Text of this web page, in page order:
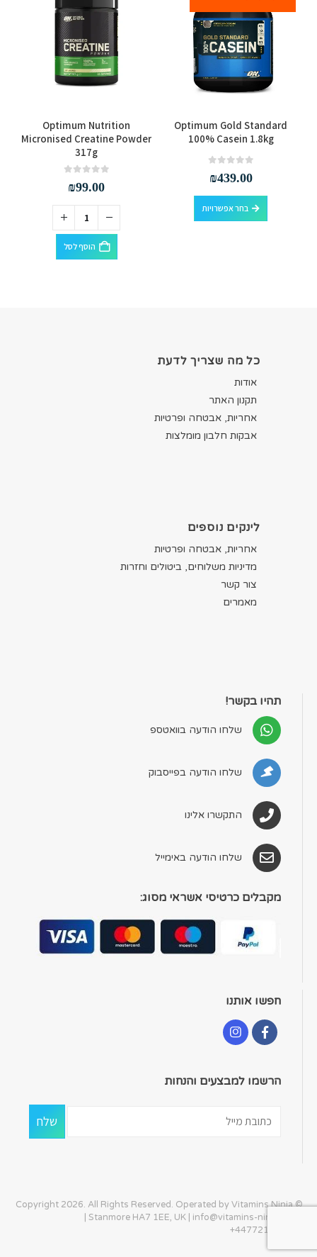
Optimum Gold Standard
100% Casein 1.8kg
₪439.00
בחר אפשרויות
למוצר זה יש מספר סוגים. ניתן לבחור את האפשרויות בעמוד המוצר
Optimum Nutrition
Micronised Creatine Powder
317g
₪99.00
הוסף לסל
כל מה שצריך לדעת
אודות
תקנון האתר
אחריות, אבטחה ופרטיות
אבקות חלבון מומלצות
לינקים נוספים
אחריות, אבטחה ופרטיות
מדיניות משלוחים, ביטולים וחזרות
צור קשר
מאמרים
תהיו בקשר!
שלחו הודעה בוואטספ
שלחו הודעה בפייסבוק
התקשרו אלינו
שלחו הודעה באימייל
מקבלים כרטיסי אשראי מסוג:
חפשו אותנו
הרשמו למבצעים והנחות
© Copyright 2026. All Rights Reserved. Operated by Vitamins Ninja
| Stanmore HA7 1EE, UK | info@vitamins-ninja.com
+447721405586